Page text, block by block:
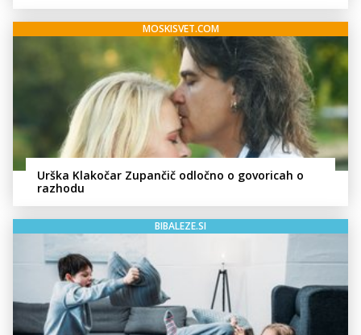
MOSKISVET.COM
Urška Klakočar Zupančič odločno o govoricah o
razhodu
BIBALEZE.SI